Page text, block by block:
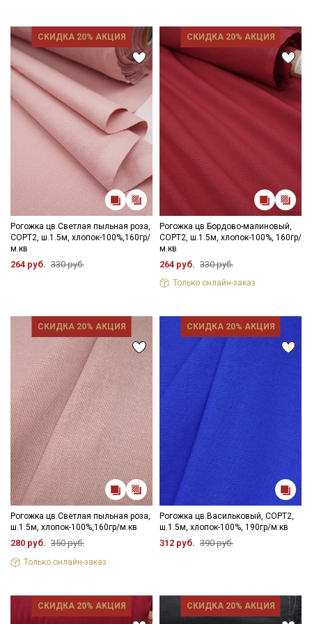
СКИДКА 20% АКЦИЯ
Рогожка цв.Светлая пыльная роза,
СОРТ2, ш.1.5м, хлопок-100%,160гр/
м.кв
264 руб. 330 руб.
СКИДКА 20% АКЦИЯ
Рогожка цв.Бордово-малиновый,
СОРТ2, ш.1.5м, хлопок-100%, 160гр/
м.кв
264 руб. 330 руб.
Только онлайн-заказ
СКИДКА 20% АКЦИЯ
Рогожка цв.Светлая пыльная роза,
ш.1.5м, хлопок-100%,160гр/м.кв
280 руб. 350 руб.
Только онлайн-заказ
СКИДКА 20% АКЦИЯ
Рогожка цв.Васильковый, СОРТ2,
ш.1.5м, хлопок-100%, 190гр/м.кв
312 руб. 390 руб.
СКИДКА 20% АКЦИЯ СКИДКА 20% АКЦИЯ
Секретная рассылка от Купава
промокоды и скидки до 30% на узкие
категории тканей